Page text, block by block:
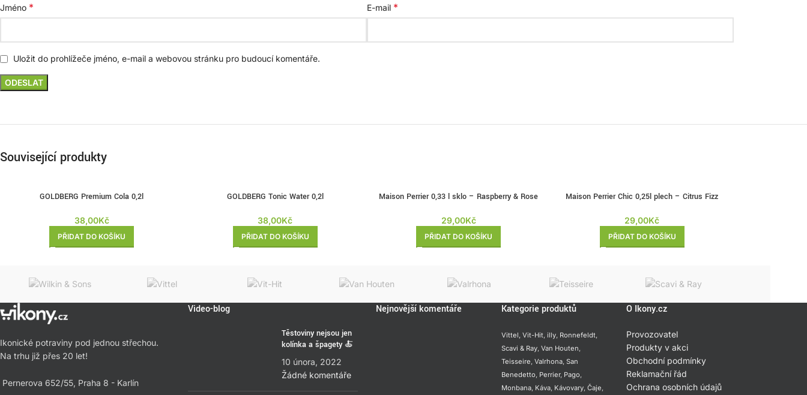
Jméno * E-mail *
Uložit do prohlížeče jméno, e-mail a webovou stránku pro budoucí komentáře.
Související produkty
GOLDBERG Premium Cola 0,2l
38,00Kč
PŘIDAT DO KOŠÍKU
GOLDBERG Tonic Water 0,2l
38,00Kč
PŘIDAT DO KOŠÍKU
Maison Perrier 0,33 l sklo – Raspberry & Rose
29,00Kč
PŘIDAT DO KOŠÍKU
Maison Perrier Chic 0,25l plech – Citrus Fizz
29,00Kč
PŘIDAT DO KOŠÍKU
Ikonické potraviny pod jednou střechou.
Na trhu již přes 20 let!
Pernerova 652/55, Praha 8 - Karlín
Video-blog
Těstoviny nejsou jen
kolínka a špagety 🍝
10 února, 2022
Žádné komentáře
Nejnovější komentáře Kategorie produktů
Vittel, Vit-Hit, illy, Ronnefeldt,
Scavi & Ray, Van Houten,
Teisseire, Valrhona, San
Benedetto, Perrier, Pago,
Monbana, Káva, Kávovary, Čaje,
O Ikony.cz
Provozovatel
Produkty v akci
Obchodní podmínky
Reklamační řád
Ochrana osobních údajů